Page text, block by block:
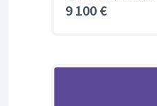
9 100 €